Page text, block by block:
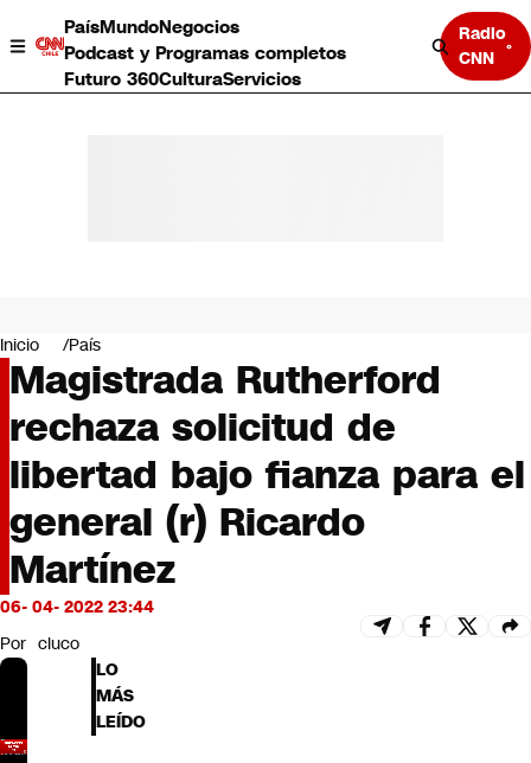
PaísMundoNegocios
Podcast y Programas completos
Futuro 360CulturaServicios
Radio
CNN
Negocios
Deportes
Programas completos
Cultura
Servicios
Bits
CNN tiempo
Futuro 360
Opinión
Inicio País
Magistrada Rutherford
rechaza solicitud de
libertad bajo fianza para el
general (r) Ricardo
Martínez
06- 04- 2022 23:44
Por cluco
LO
MÁS
LEÍDO